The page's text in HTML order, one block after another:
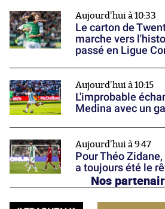
Aujourd'hui à 10:33
Le carton de
marche vers
passé en Ligue
Aujourd'hui à 10:15
L'improbable
Medina avec un
Aujourd'hui à 9:47
Pour Théo
a toujours été le
Nos